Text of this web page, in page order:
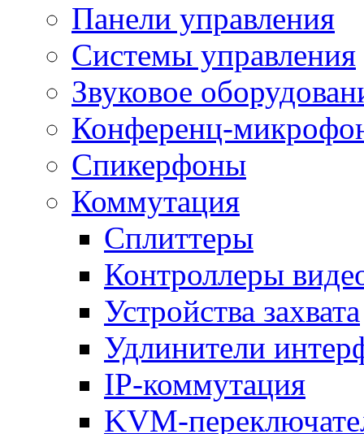
Панели управления
Системы управления
Звуковое
Конференц-
Спикерфоны
Коммутация
Сплиттеры
Контроллеры
Устройства захвата
Удлинители
IP-коммутация
KVM-